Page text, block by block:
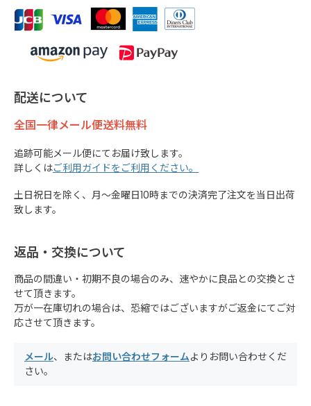
配送について
全国一律メール便送料無料
追跡可能メール便にてお届け致します。
詳しくはご利用ガイドをご利用ください。
土日祝日を除く、月～金曜日10時までの決済完了注文を当日出荷
致します。
返品・交換について
商品の間違い・初期不良の場合のみ、速やかに良品との交換とさ
せて頂きます。
万が一在庫切れの場合は、恐縮ではございますがご返金にてご対
応させて頂きます。
メール、またはお問い合わせフォームよりお問い合わせくだ
さい。